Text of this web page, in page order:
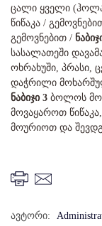
ცალი ყველი
წიწაკა /
გემოვნებით /
სასალათეში
ოხრახუში, პრასი,
დაჭრილი
ნაბიჯი 3 ბოლოს
მოვაყაროთ
მოურიოთ და
ავტორი: